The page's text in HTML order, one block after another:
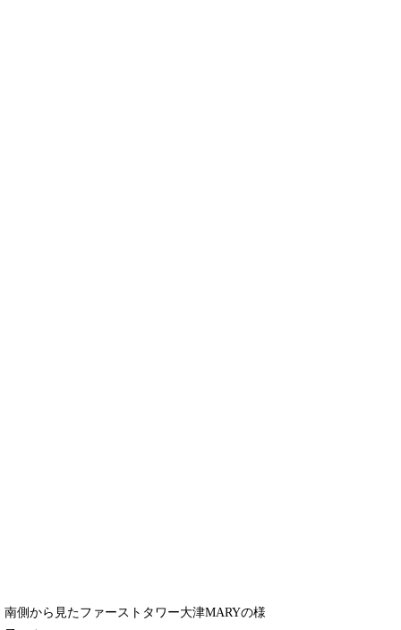
南側から見たファーストタワー大津MARYの様